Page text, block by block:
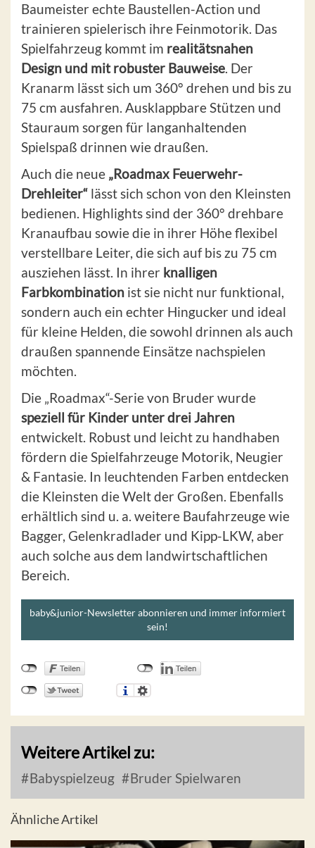
Baumeister echte Baustellen-Action und
trainieren spielerisch ihre Feinmotorik. Das
Spielfahrzeug kommt im realitätsnahen
Design und mit robuster Bauweise. Der
Kranarm lässt sich um 360° drehen und bis zu
75 cm ausfahren. Ausklappbare Stützen und
Stauraum sorgen für langanhaltenden
Spielspaß drinnen wie draußen.
Auch die neue „Roadmax Feuerwehr-
Drehleiter“ lässt sich schon von den Kleinsten
bedienen. Highlights sind der 360° drehbare
Kranaufbau sowie die in ihrer Höhe flexibel
verstellbare Leiter, die sich auf bis zu 75 cm
ausziehen lässt. In ihrer knalligen
Farbkombination ist sie nicht nur funktional,
sondern auch ein echter Hingucker und ideal
für kleine Helden, die sowohl drinnen als auch
draußen spannende Einsätze nachspielen
möchten.
Die „Roadmax“-Serie von Bruder wurde
speziell für Kinder unter drei Jahren
entwickelt. Robust und leicht zu handhaben
fördern die Spielfahrzeuge Motorik, Neugier
& Fantasie. In leuchtenden Farben entdecken
die Kleinsten die Welt der Großen. Ebenfalls
erhältlich sind u. a. weitere Baufahrzeuge wie
Bagger, Gelenkradlader und Kipp-LKW, aber
auch solche aus dem landwirtschaftlichen
Bereich.
baby&junior-Newsletter abonnieren und immer informiert
sein!
Weitere Artikel zu:
Babyspielzeug Bruder Spielwaren
Ähnliche Artikel